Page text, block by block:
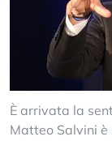
È arrivata la
Matteo Salvini